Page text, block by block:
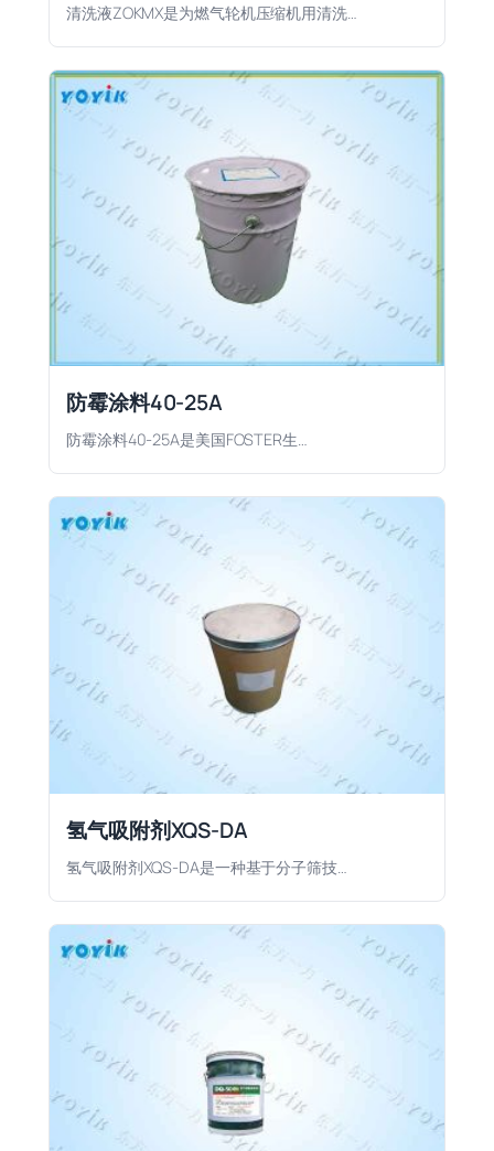
清洗液ZOKMX是为燃气轮机压缩机用清洗…
防霉涂料40-25A
防霉涂料40-25A是美国FOSTER生…
氢气吸附剂XQS-DA
氢气吸附剂XQS-DA是一种基于分子筛技…